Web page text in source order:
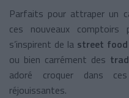
Parfaits pour attraper un
ces nouveaux
s’inspirent de la street food
ou bien carrément des
adoré croquer dans
réjouissantes.